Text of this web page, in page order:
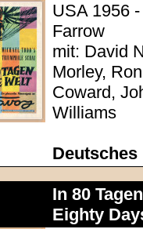
USA 1956
Farrow
mit: David
Morley,
Coward,
Williams
In 80
Eighty